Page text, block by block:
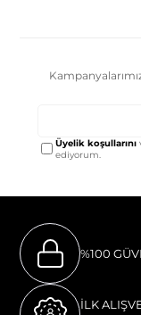
Üyelik koşullarını
ediyorum.
%100
İLK